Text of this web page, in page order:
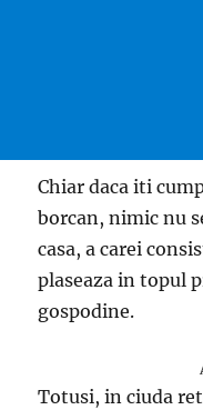
Chiar daca iti
borcan, nimic nu
casa, a carei
plaseaza in topul
gospodine.
Totusi, in ciuda